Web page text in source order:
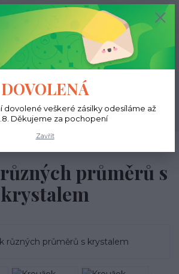
Menu
Hledat
0 ks
0 Kč
průměrů s
krystalem
DOVOLENÁ
dovolené veškeré zásilky odesíláme až
Děkujeme za pochopení
Zavřít